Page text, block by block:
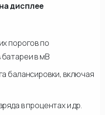
дисплее
порогов по
в мВ
балансировки, включая
в процентах и др.